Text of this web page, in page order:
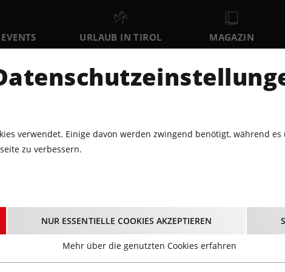
URLAUB IN TIROL MAGAZIN
SO MO DI 12
Izak besucht die
10.08.2025 - Beginn 16:00 Uhr
verwendet. Einige davon werden zwingend benötigt, während
zu verbessern.
NUR ESSENTIELLE COOKIES AKZEPTIEREN
Mehr über die genutzten Cookies erfahren